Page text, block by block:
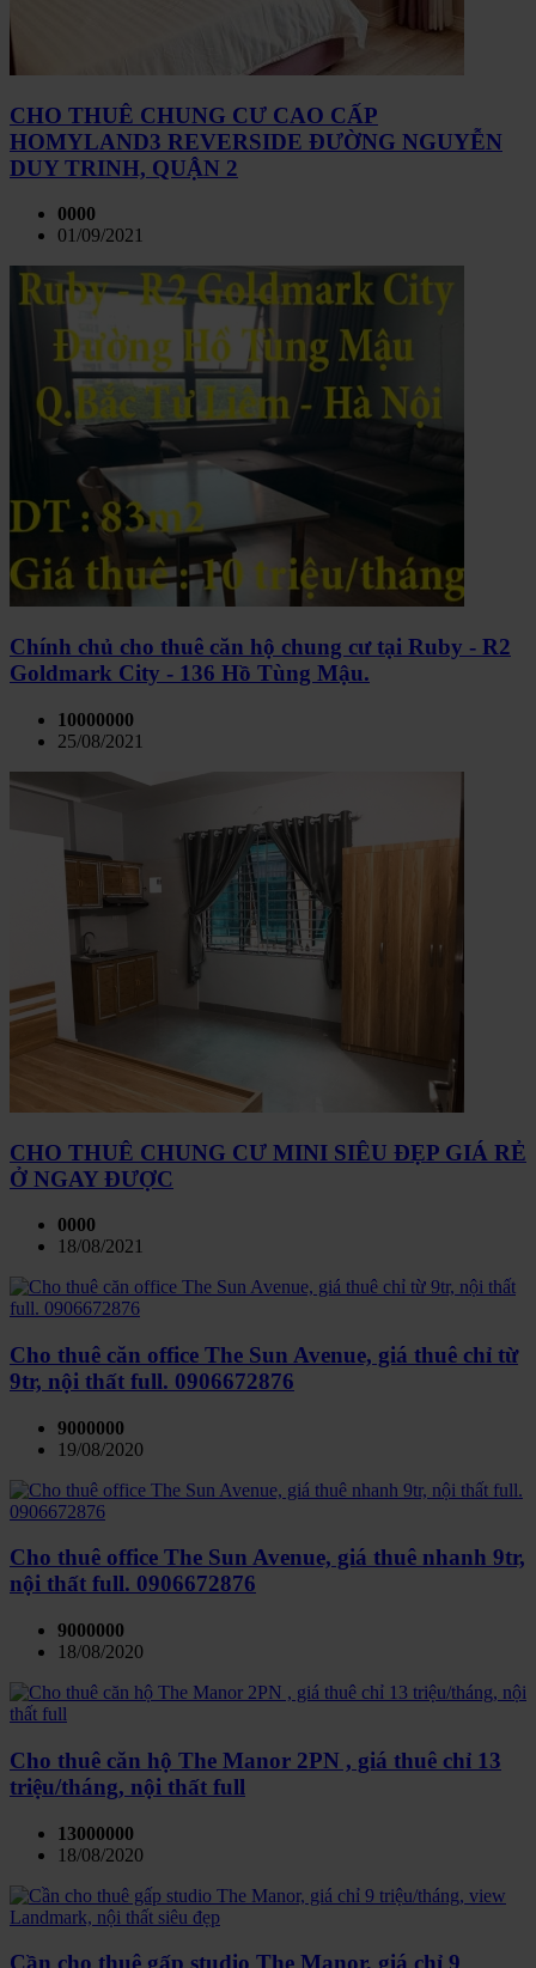
CHO THUÊ CHUNG CƯ CAO CẤP
HOMYLAND3 REVERSIDE ĐƯỜNG NGUYỄN
DUY TRINH, QUẬN 2
0000
01/09/2021
Chính chủ cho thuê căn hộ chung cư tại Ruby - R2
Goldmark City - 136 Hồ Tùng Mậu.
10000000
25/08/2021
CHO THUÊ CHUNG CƯ MINI SIÊU ĐẸP GIÁ RẺ
Ở NGAY ĐƯỢC
0000
18/08/2021
Cho thuê căn office The Sun Avenue, giá thuê chỉ từ
9tr, nội thất full. 0906672876
9000000
19/08/2020
Cho thuê office The Sun Avenue, giá thuê nhanh 9tr,
nội thất full. 0906672876
9000000
18/08/2020
Cho thuê căn hộ The Manor 2PN , giá thuê chỉ 13
triệu/tháng, nội thất full
13000000
18/08/2020
Cần cho thuê gấp studio The Manor, giá chỉ 9